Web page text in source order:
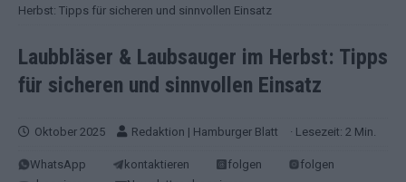
Herbst: Tipps für sicheren und sinnvollen Einsatz
Laubbläser & Laubsauger im Herbst: Tipps
für sicheren und sinnvollen Einsatz
Oktober 2025 Redaktion | Hamburger Blatt · Lesezeit: 2 Min.
WhatsApp kontaktieren folgen
folgen